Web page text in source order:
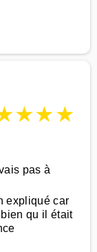
★★★
pas à
expliqué car
qu il était